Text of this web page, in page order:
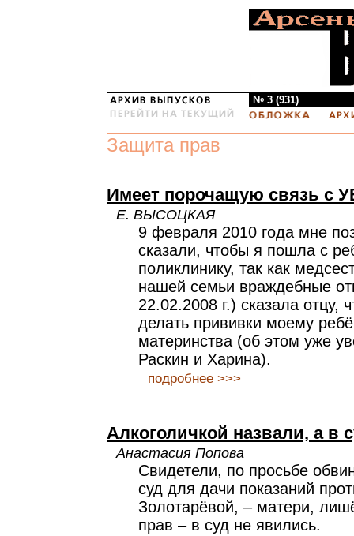
№ 3 (931)
Защита прав
Имеет порочащую связь с
Е. ВЫСОЦКАЯ
9 февраля 2010 года мне
сказали, чтобы я пошла с
поликлинику, так как
нашей семьи враждебные
22.02.2008 г.) сказала отцу,
делать прививки моему
материнства (об этом уже
Раскин и Харина).
подробнее >>>
Алкоголичкой назвали, а в
Анастасия Попова
Свидетели, по просьбе
суд для дачи показаний
Золотарёвой, – матери,
прав – в суд не явились.